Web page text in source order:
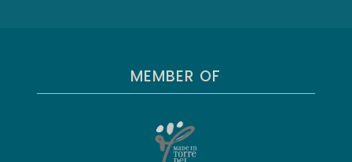
MEMBER OF